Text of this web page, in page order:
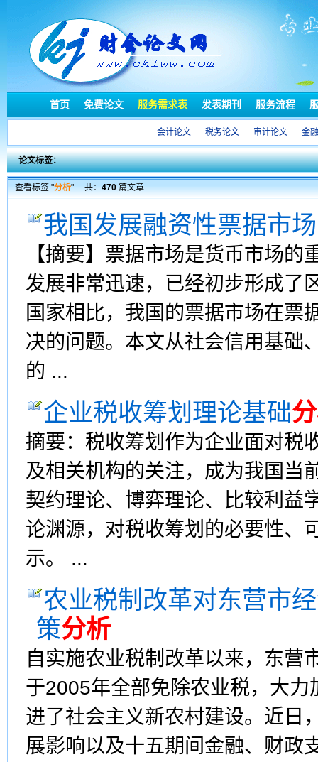
首页 免费论文 服务需求表 发表期刊 服务流程
会计论文 税务论文 审计论文 金
论文标签：
查看标签 "分析" 共：470篇文章
我国发展融资性票据市
【摘要】票据市场是货币市场
发展非常迅速，已经初步形成了
国家相比，我国的票据市场在票
决的问题。本文从社会信用基础
的 ...
企业税收筹划理论基础
摘要：税收筹划作为企业面对税
及相关机构的关注，成为我国当
契约理论、博弈理论、比较利益
论渊源，对税收筹划的必要性、
示。 ...
农业税制改革对东营市
策分析
自实施农业税制改革以来，东营
于2005年全部免除农业税，大
进了社会主义新农村建设。近日
展影响以及十五期间金融、财政